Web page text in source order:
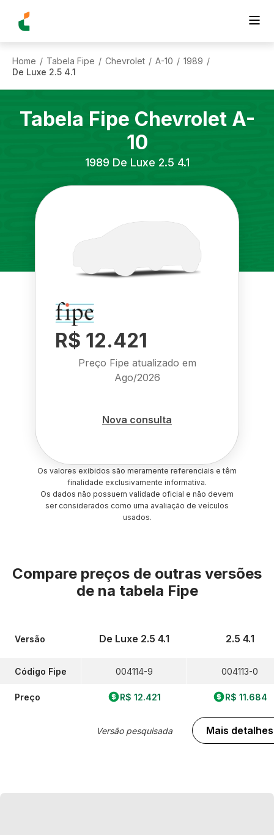
Home / Tabela Fipe / Chevrolet / A-10 / 1989 /
De Luxe 2.5 4.1
Tabela Fipe Chevrolet A-
10
1989 De Luxe 2.5 4.1
R$ 12.421
Preço Fipe atualizado em
Ago/2026
Nova consulta
Os valores exibidos são meramente referenciais e têm
finalidade exclusivamente informativa.
Os dados não possuem validade oficial e não devem
ser considerados como uma avaliação de veículos
usados.
Compare preços de outras versões
de na tabela Fipe
Versão
Código Fipe
Preço
De Luxe 2.5 4.1
004114-9
R$ 12.421
Versão pesquisada
2.5 4.1
004113-0
R$ 11.684
Mais detalhes